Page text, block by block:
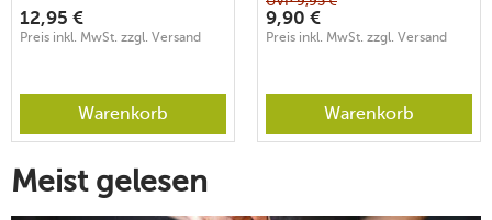
12,95 €
Preis inkl. MwSt. zzgl. Versand
Warenkorb
9,90 €
Preis inkl. MwSt. zzgl. Versand
Warenkorb
Meist gelesen